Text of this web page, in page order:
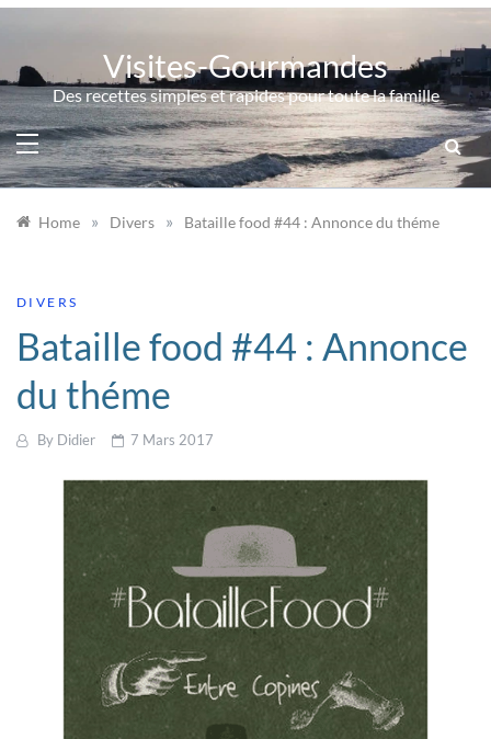
Skip
Visites-Gourmandes
Des recettes simples et rapides pour toute la famille
Home » Divers » Bataille food #44 : Annonce du théme
DIVERS
Bataille food #44 : Annonce
du théme
By Didier 7 Mars 2017